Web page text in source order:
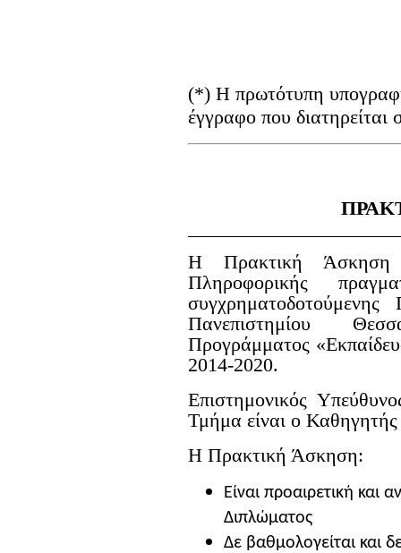
(*) H πρωτότυπη
έγγραφο που
Η Πρακτική Άσκηση
Πληροφορικής
Πανεπιστημίου
Προγράμματος
2014-2020.
Επιστημονικός
Τμήμα είναι ο
Η Πρακτική Άσκηση:
Είναι προαιρετική
Διπλώματος
Δε βαθμολογείται και